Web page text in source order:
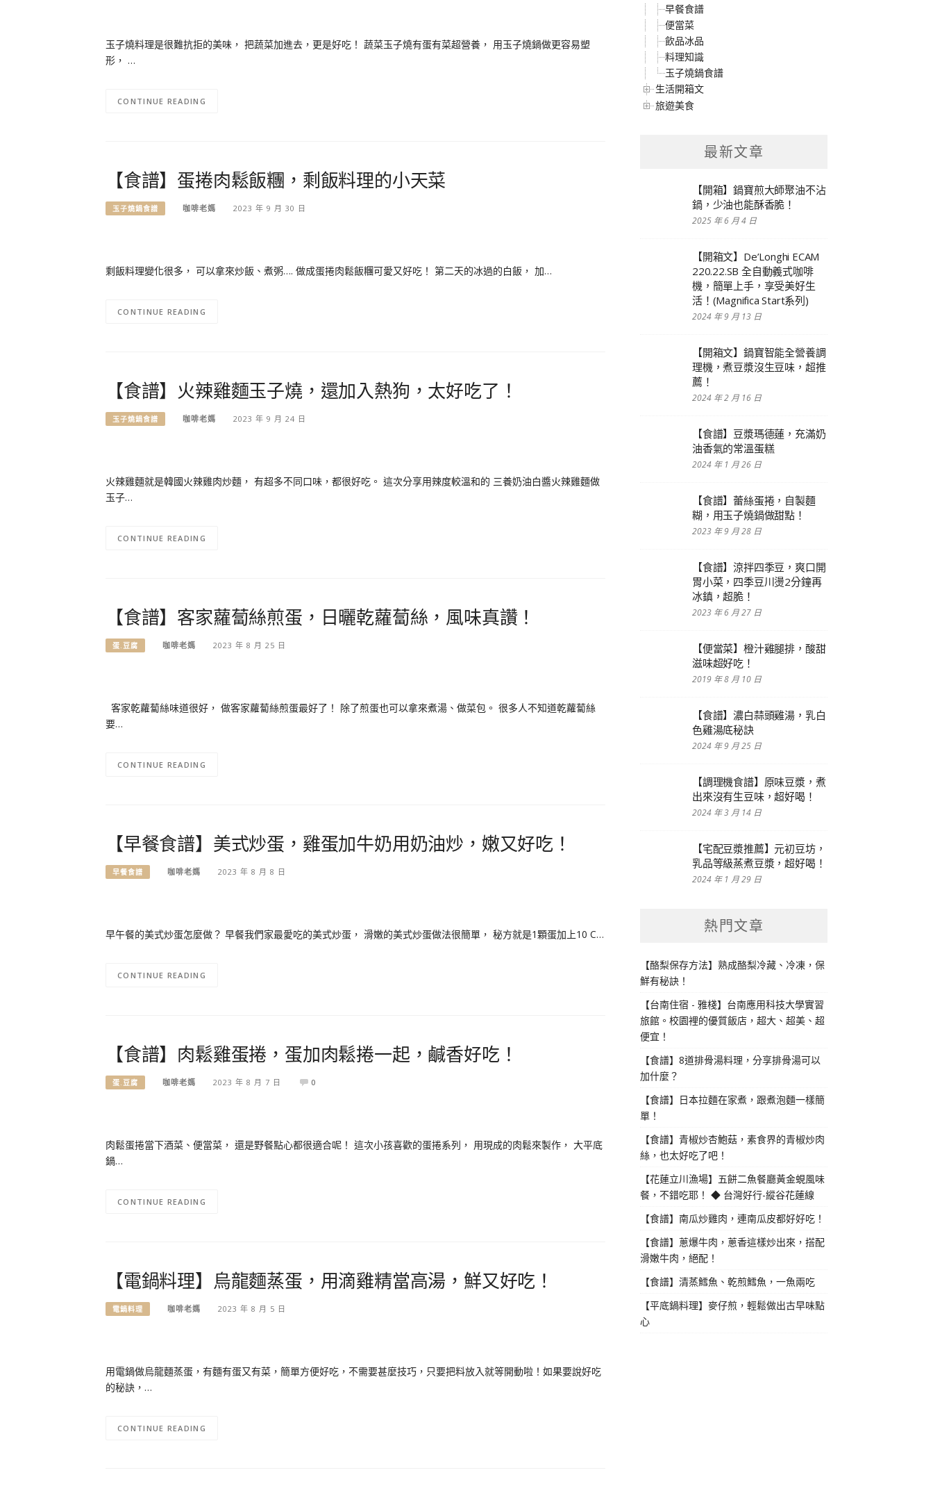
玉子燒料理是很難抗拒的美味， 把蔬菜加進去，更是好吃！ 蔬菜玉子燒有蛋有菜超營養， 用玉子燒鍋做更容易塑
形， …
CONTINUE READING
【食譜】蛋捲肉鬆飯糰，剩飯料理的小天菜
玉子燒鍋食譜 咖啡老媽 2023 年 9 月 30 日
剩飯料理變化很多， 可以拿來炒飯、煮粥…. 做成蛋捲肉鬆飯糰可愛又好吃！ 第二天的冰過的白飯， 加…
CONTINUE READING
【食譜】火辣雞麵玉子燒，還加入熱狗，太好吃了！
玉子燒鍋食譜 咖啡老媽 2023 年 9 月 24 日
火辣雞麵就是韓國火辣雞肉炒麵， 有超多不同口味，都很好吃。 這次分享用辣度較溫和的 三養奶油白醬火辣雞麵做
玉子…
CONTINUE READING
【食譜】客家蘿蔔絲煎蛋，日曬乾蘿蔔絲，風味真讚！
蛋.豆腐 咖啡老媽 2023 年 8 月 25 日
客家乾蘿蔔絲味道很好， 做客家蘿蔔絲煎蛋最好了！ 除了煎蛋也可以拿來煮湯、做菜包。 很多人不知道乾蘿蔔絲
要…
CONTINUE READING
【早餐食譜】美式炒蛋，雞蛋加牛奶用奶油炒，嫩又好吃！
早餐食譜 咖啡老媽 2023 年 8 月 8 日
早午餐的美式炒蛋怎麼做？ 早餐我們家最愛吃的美式炒蛋， 滑嫩的美式炒蛋做法很簡單， 秘方就是1顆蛋加上10 C…
CONTINUE READING
【食譜】肉鬆雞蛋捲，蛋加肉鬆捲一起，鹹香好吃！
蛋.豆腐 咖啡老媽 2023 年 8 月 7 日 0
肉鬆蛋捲當下酒菜、便當菜， 還是野餐點心都很適合呢！ 這次小孩喜歡的蛋捲系列， 用現成的肉鬆來製作， 大平底
鍋…
CONTINUE READING
【電鍋料理】烏龍麵蒸蛋，用滴雞精當高湯，鮮又好吃！
電鍋料理 咖啡老媽 2023 年 8 月 5 日
用電鍋做烏龍麵蒸蛋，有麵有蛋又有菜，簡單方便好吃，不需要甚麼技巧，只要把料放入就等開動啦！如果要說好吃
的秘訣，…
CONTINUE READING
早餐食譜
便當菜
飲品冰品
料理知識
玉子燒鍋食譜
生活開箱文
旅遊美食
最新文章
【開箱】鍋寶煎大師聚油不沾
鍋，少油也能酥香脆！
2025 年 6 月 4 日
【開箱文】De’Longhi ECAM
220.22.SB 全自動義式咖啡
機，簡單上手，享受美好生
活！(Magnifica Start系列)
2024 年 9 月 13 日
【開箱文】鍋寶智能全營養調
理機，煮豆漿沒生豆味，超推
薦！
2024 年 2 月 16 日
【食譜】豆漿瑪德蓮，充滿奶
油香氣的常溫蛋糕
2024 年 1 月 26 日
【食譜】蕾絲蛋捲，自製麵
糊，用玉子燒鍋做甜點！
2023 年 9 月 28 日
【食譜】涼拌四季豆，爽口開
胃小菜，四季豆川燙2分鐘再
冰鎮，超脆！
2023 年 6 月 27 日
【便當菜】橙汁雞腿排，酸甜
滋味超好吃！
2019 年 8 月 10 日
【食譜】濃白蒜頭雞湯，乳白
色雞湯底秘訣
2024 年 9 月 25 日
【調理機食譜】原味豆漿，煮
出來沒有生豆味，超好喝！
2024 年 3 月 14 日
【宅配豆漿推薦】元初豆坊，
乳品等級蒸煮豆漿，超好喝！
2024 年 1 月 29 日
熱門文章
【酪梨保存方法】熟成酪梨冷藏、冷凍，保
鮮有秘訣！
【台南住宿 - 雅棧】台南應用科技大學實習
旅館。校園裡的優質飯店，超大、超美、超
便宜！
【食譜】8道排骨湯料理，分享排骨湯可以
加什麼？
【食譜】日本拉麵在家煮，跟煮泡麵一樣簡
單！
【食譜】青椒炒杏鮑菇，素食界的青椒炒肉
絲，也太好吃了吧！
【花蓮立川漁場】五餅二魚餐廳黃金蜆風味
餐，不錯吃耶！ ◆ 台灣好行-縱谷花蓮線
【食譜】南瓜炒雞肉，連南瓜皮都好好吃！
【食譜】蔥爆牛肉，蔥香這樣炒出來，搭配
滑嫩牛肉，絕配！
【食譜】清蒸鱈魚、乾煎鱈魚，一魚兩吃
【平底鍋料理】麥仔煎，輕鬆做出古早味點
心